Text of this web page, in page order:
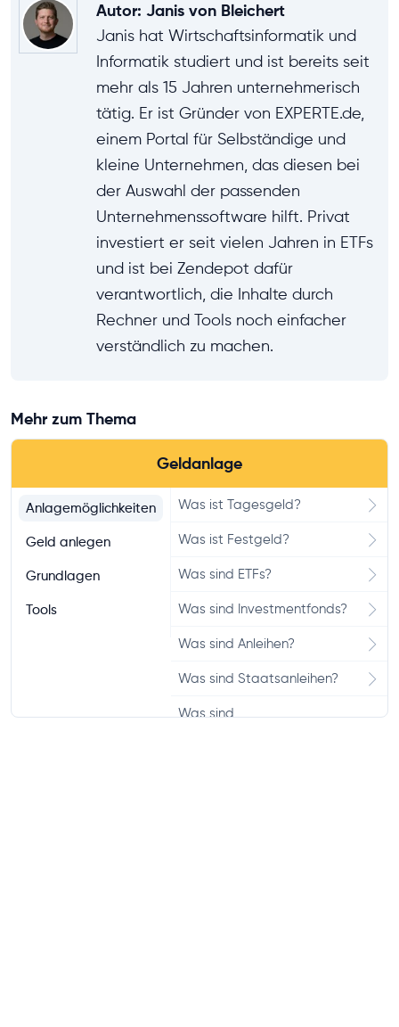
Autor: Janis von Bleichert
Janis hat Wirtschaftsinformatik und
Informatik studiert und ist bereits seit
mehr als 15 Jahren unternehmerisch
tätig. Er ist Gründer von EXPERTE.de,
einem Portal für Selbständige und
kleine Unternehmen, das diesen bei
der Auswahl der passenden
Unternehmenssoftware hilft. Privat
investiert er seit vielen Jahren in ETFs
und ist bei Zendepot dafür
verantwortlich, die Inhalte durch
Rechner und Tools noch einfacher
verständlich zu machen.
Mehr zum Thema
Geldanlage
Anlagemöglichkeiten
Geld anlegen
Grundlagen
Tools
Was ist Tagesgeld?
Was ist Festgeld?
Was sind ETFs?
Was sind Investmentfonds?
Was sind Anleihen?
Was sind Staatsanleihen?
Was sind